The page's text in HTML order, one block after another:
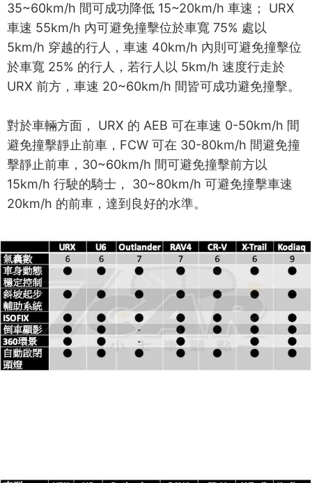
35~60km/h 間可成功降低 15~20km/h 車速； URX
車速 55km/h 內可避免撞擊位於車寬 75% 處以
5km/h 穿越的行人，車速 40km/h 內則可避免撞擊位
於車寬 25% 的行人，若行人以 5km/h 速度行走於
URX 前方，車速 20~60km/h 間皆可成功避免撞擊。
對於車輛方面， URX 的 AEB 可在車速 0-50km/h 間
避免撞擊靜止前車，FCW 可在 30-80km/h 間避免撞
擊靜止前車，30~60km/h 間可避免撞擊前方以
15km/h 行駛的騎士， 30~80km/h 可避免撞擊車速
20km/h 的前車，達到良好的水準。